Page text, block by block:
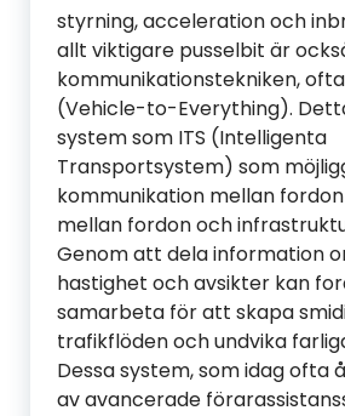
styrning, acceleration och
allt viktigare pusselbit är
kommunikationstekniken,
(Vehicle-to-Everything).
system som ITS (Intelligenta
Transportsystem) som
kommunikation mellan
mellan fordon och
Genom att dela information
hastighet och avsikter kan
samarbeta för att skapa
trafikflöden och undvika
Dessa system, som idag ofta
av avancerade